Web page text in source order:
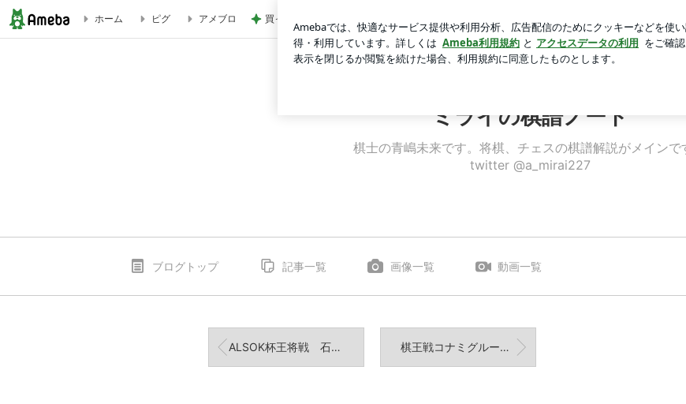
ホーム ピグ アメブロ 買って良かった友人にも褒められた物 新規登録
ミライの棋譜ノート
棋士の青嶋未来です。将棋、チェスの棋譜解説がメインで
twitter @a_mirai227
ブログトップ 記事一覧 画像一覧 動画一覧
ALSOK杯王将戦 石田六段戦 棋王戦コナミグループ杯 小山怜四段戦